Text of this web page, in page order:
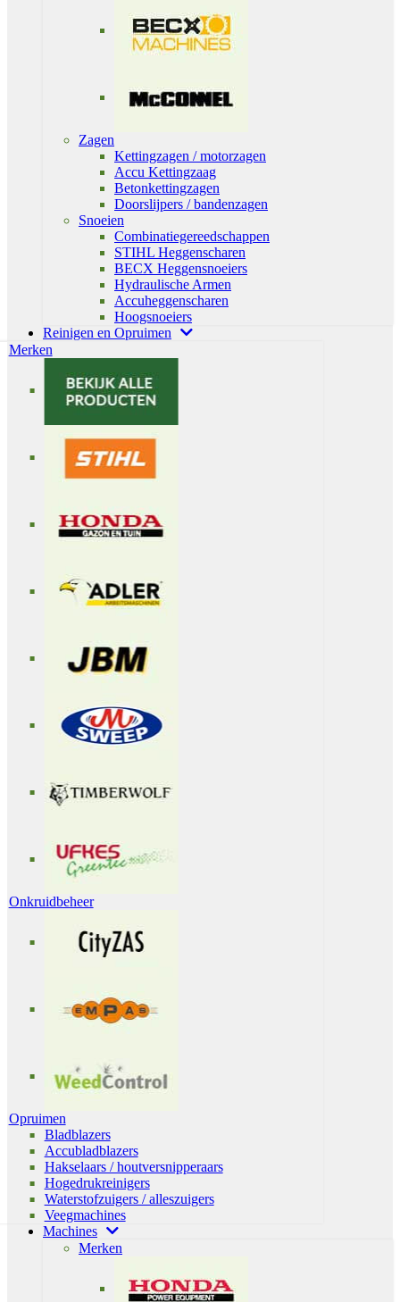
Zagen
Kettingzagen / motorzagen
Accu Kettingzaag
Betonkettingzagen
Doorslijpers / bandenzagen
Snoeien
Combinatiegereedschappen
STIHL Heggenscharen
BECX Heggensnoeiers
Hydraulische Armen
Accuheggenscharen
Hoogsnoeiers
Reinigen en Opruimen
Merken
Onkruidbeheer
Opruimen
Bladblazers
Accubladblazers
Hakselaars / houtversnipperaars
Hogedrukreinigers
Waterstofzuigers / alleszuigers
Veegmachines
Machines
Merken